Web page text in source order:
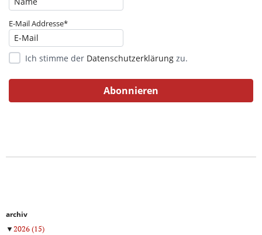
E-Mail Addresse*
Ich stimme der Datenschutzerklärung zu.
archiv
▼2026(15)